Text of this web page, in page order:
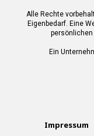
Alle Rechte
Eigenbedarf. Eine
Ein
Impressum